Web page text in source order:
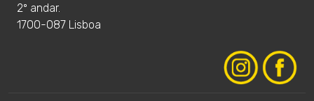
2º andar.
1700-087 Lisboa